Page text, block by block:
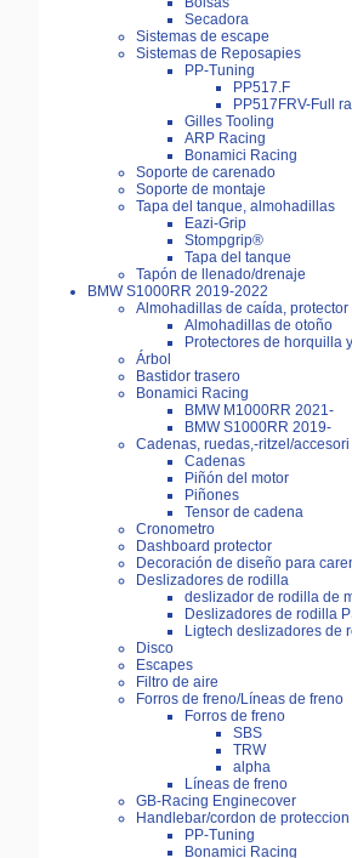
Secadora
Sistemas de escape
Sistemas de Reposapies
PP-Tuning
PP517.F
PP517FRV-Full
Gilles Tooling
ARP Racing
Bonamici Racing
Soporte de carenado
Soporte de montaje
Tapa del tanque, almohadillas
Eazi-Grip
Stompgrip®
Tapa del tanque
Tapón de llenado/drenaje
BMW S1000RR 2019-2022
Almohadillas de caída, protector
Almohadillas de otoño
Protectores de horquilla
Árbol
Bastidor trasero
Bonamici Racing
BMW M1000RR 2021-
BMW S1000RR 2019-
Cadenas, ruedas,-ritzel/accesori
Cadenas
Piñón del motor
Piñones
Tensor de cadena
Cronometro
Dashboard protector
Decoración de diseño para
Deslizadores de rodilla
deslizador de rodilla de
Deslizadores de rodilla
Ligtech deslizadores de
Disco
Escapes
Filtro de aire
Forros de freno/Líneas de freno
Forros de freno
SBS
TRW
alpha
Líneas de freno
GB-Racing Enginecover
Handlebar/cordon de proteccion
PP-Tuning
Bonamici Racing